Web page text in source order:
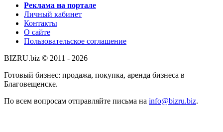
Реклама на портале
Личный кабинет
Контакты
О сайте
Пользовательское соглашение
BIZRU.biz © 2011 - 2026
Готовый бизнес: продажа, покупка, аренда бизнеса в
Благовещенске.
По всем вопросам отправляйте письма на info@bizru.biz.